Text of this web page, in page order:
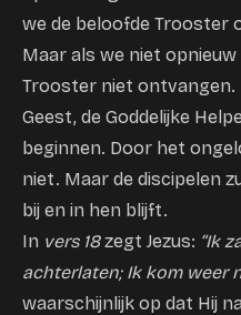
we de beloofde Trooster
Maar als we niet
Trooster niet ontvangen.
Geest, de Goddelijke
beginnen. Door het
niet. Maar de discipelen
bij en in hen blijft.
In vers 18zegt Jezus: “Ik
achterlaten; Ik kom weer
waarschijnlijk op dat Hij